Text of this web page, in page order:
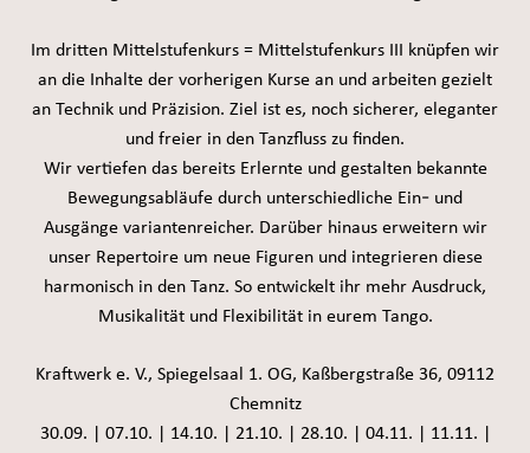
Im dritten Mittelstufenkurs = Mittelstufenkurs III knüpfen wir
an die Inhalte der vorherigen Kurse an und arbeiten gezielt
an Technik und Präzision. Ziel ist es, noch sicherer, eleganter
und freier in den Tanzfluss zu finden.
Wir vertiefen das bereits Erlernte und gestalten bekannte
Bewegungsabläufe durch unterschiedliche Ein- und
Ausgänge variantenreicher. Darüber hinaus erweitern wir
unser Repertoire um neue Figuren und integrieren diese
harmonisch in den Tanz. So entwickelt ihr mehr Ausdruck,
Musikalität und Flexibilität in eurem Tango.
Kraftwerk e. V., Spiegelsaal 1. OG, Kaßbergstraße 36, 09112
Chemnitz
30.09. | 07.10. | 14.10. | 21.10. | 28.10. | 04.11. | 11.11. |